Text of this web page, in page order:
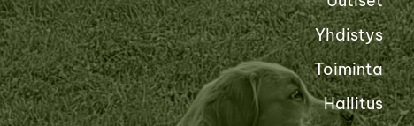
Yhdistys
Toiminta
Hallitus